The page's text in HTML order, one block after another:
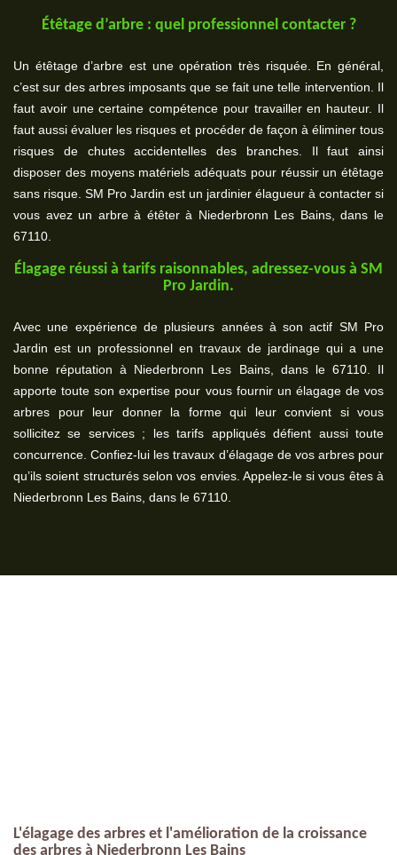
Étêtage d’arbre : quel professionnel contacter ?
Un étêtage d’arbre est une opération très risquée. En général,
c’est sur des arbres imposants que se fait une telle intervention. Il
faut avoir une certaine compétence pour travailler en hauteur. Il
faut aussi évaluer les risques et procéder de façon à éliminer tous
risques de chutes accidentelles des branches. Il faut ainsi
disposer des moyens matériels adéquats pour réussir un étêtage
sans risque. SM Pro Jardin est un jardinier élagueur à contacter si
vous avez un arbre à étêter à Niederbronn Les Bains, dans le
67110.
Élagage réussi à tarifs raisonnables, adressez-vous à SM
Pro Jardin.
Avec une expérience de plusieurs années à son actif SM Pro
Jardin est un professionnel en travaux de jardinage qui a une
bonne réputation à Niederbronn Les Bains, dans le 67110. Il
apporte toute son expertise pour vous fournir un élagage de vos
arbres pour leur donner la forme qui leur convient si vous
sollicitez se services ; les tarifs appliqués défient aussi toute
concurrence. Confiez-lui les travaux d’élagage de vos arbres pour
qu’ils soient structurés selon vos envies. Appelez-le si vous êtes à
Niederbronn Les Bains, dans le 67110.
L'élagage des arbres et l'amélioration de la croissance
des arbres à Niederbronn Les Bains